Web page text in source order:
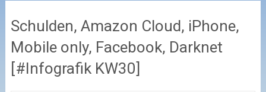
Schulden, Amazon Cloud, iPhone,
Mobile only, Facebook, Darknet
[#Infografik KW30]